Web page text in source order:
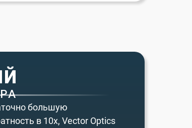
большую
в 10х, Vector Optics